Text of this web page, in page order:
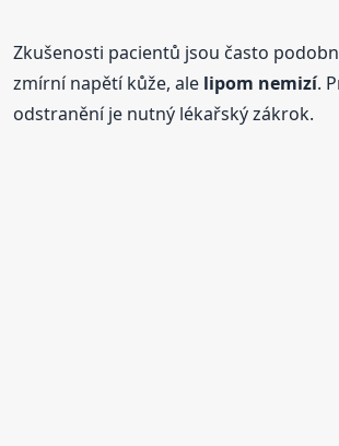
Zkušenosti pacientů jsou často
zmírní napětí kůže, ale lipom nemizí.
odstranění je nutný lékařský zákrok.